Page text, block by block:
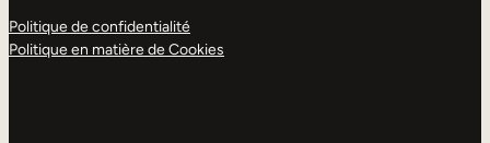
Politique de confidentialité
Politique en matière de Cookies